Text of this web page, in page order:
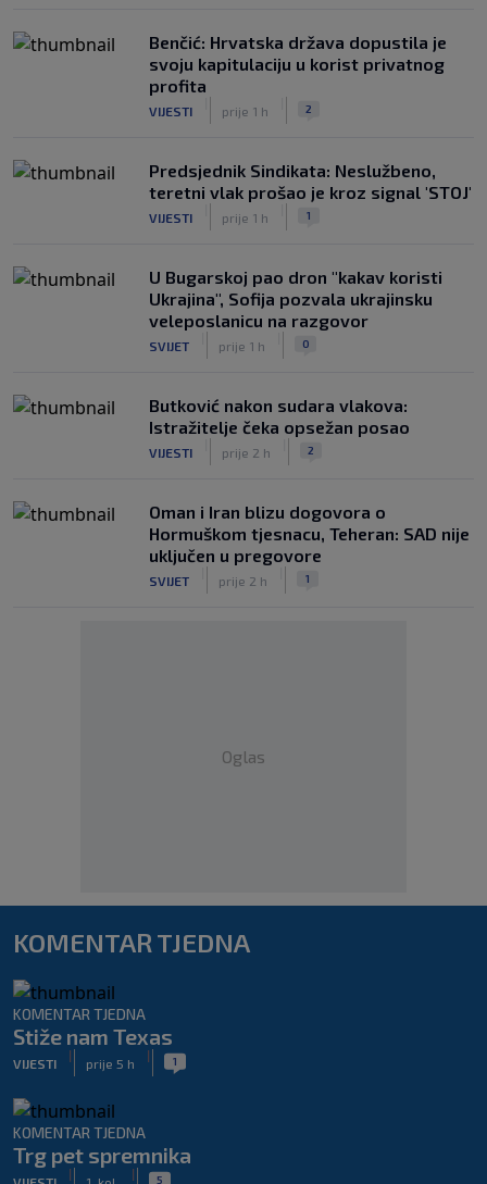
Benčić: Hrvatska država dopustila je
svoju kapitulaciju u korist privatnog
profita
VIJESTI prije 1 h 2
Predsjednik Sindikata: Neslužbeno,
teretni vlak prošao je kroz signal 'STOJ'
VIJESTI prije 1 h 1
U Bugarskoj pao dron "kakav koristi
Ukrajina", Sofija pozvala ukrajinsku
veleposlanicu na razgovor
SVIJET prije 1 h 0
Butković nakon sudara vlakova:
Istražitelje čeka opsežan posao
VIJESTI prije 2 h 2
Oman i Iran blizu dogovora o
Hormuškom tjesnacu, Teheran: SAD nije
uključen u pregovore
SVIJET prije 2 h 1
Oglas
KOMENTAR TJEDNA
KOMENTAR TJEDNA
Stiže nam Texas
VIJESTI
|
prije 5 h
| 1
KOMENTAR TJEDNA
Trg pet spremnika
| | 5